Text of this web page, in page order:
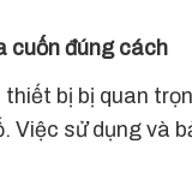
cuốn đúng cách
thiết bị bị quan
Việc sử dụng và